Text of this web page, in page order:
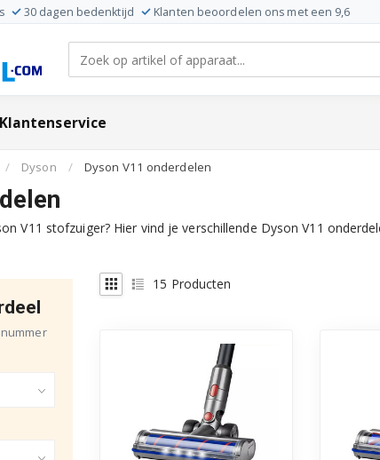
30 dagen bedenktijd Klanten beoordelen ons met een 9,6
Klantenservice
/ Dyson / Dyson V11 onderdelen
V11 stofzuiger? Hier vind je verschillende Dyson V11
15 Producten